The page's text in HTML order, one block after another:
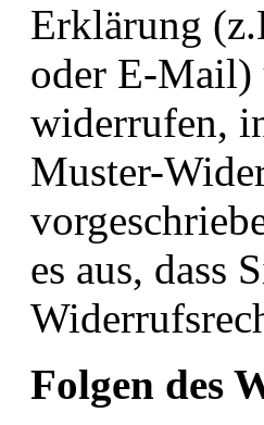
Erklärung
oder E-Mail)
widerrufen,
Muster-
es aus, dass
Folgen des